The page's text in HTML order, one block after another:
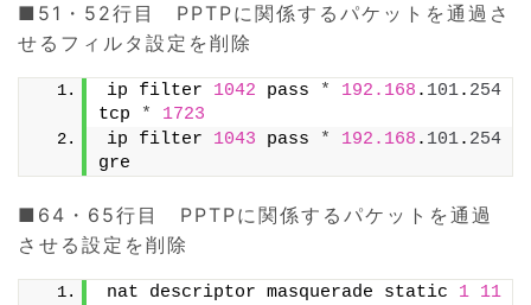
■51・52行目 PPTPに関係するパケットを通過さ
せるフィルタ設定を削除
ip filter 1042 pass * 192.168 . 101. 254
tcp
*
1723
ip filter 1043 pass * 192.168 . 101. 254
gre
■64・65行目 PPTPに関係するパケットを通過
させる設定を削除
nat descriptor masquerade static 1 11